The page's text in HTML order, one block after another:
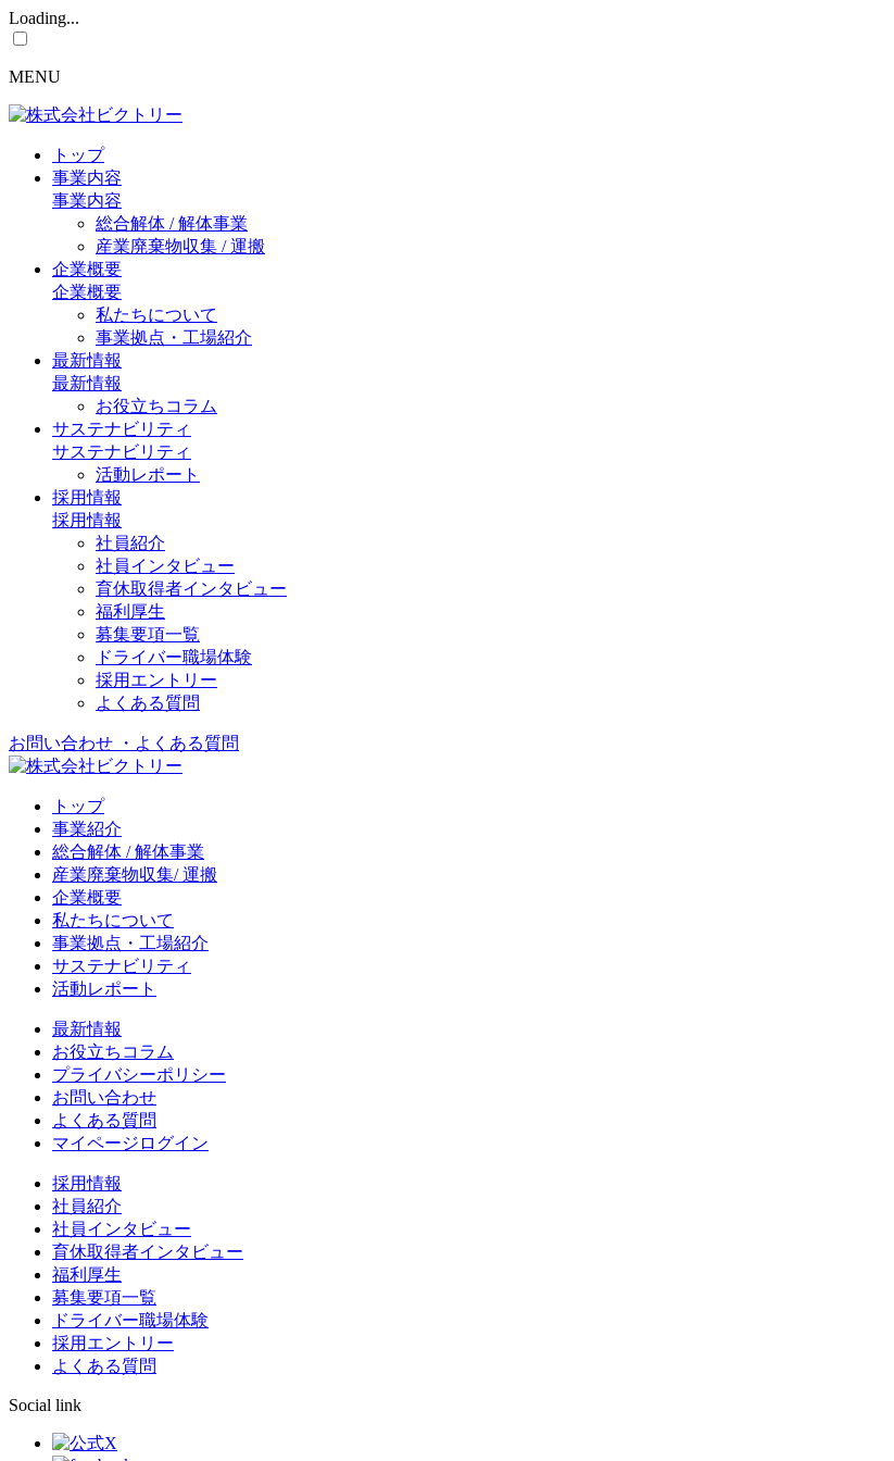
Loading...
MENU
トップ
事業内容
事業内容
総合解体 / 解体事業
産業廃棄物収集 / 運搬
企業概要
企業概要
私たちについて
事業拠点・工場紹介
最新情報
最新情報
お役立ちコラム
サステナビリティ
サステナビリティ
活動レポート
採用情報
採用情報
社員紹介
社員インタビュー
育休取得者インタビュー
福利厚生
募集要項一覧
ドライバー職場体験
採用エントリー
よくある質問
お問い合わせ ・よくある質問
トップ
事業紹介
総合解体 / 解体事業
産業廃棄物収集/ 運搬
企業概要
私たちについて
事業拠点・工場紹介
サステナビリティ
活動レポート
最新情報
お役立ちコラム
プライバシーポリシー
お問い合わせ
よくある質問
マイページログイン
採用情報
社員紹介
社員インタビュー
育休取得者インタビュー
福利厚生
募集要項一覧
ドライバー職場体験
採用エントリー
よくある質問
Social link